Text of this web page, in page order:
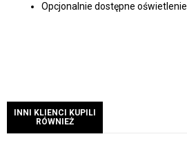
Opcjonalnie dostępne oświetlenie
INNI KLIENCI KUPILI
RÓWNIEŻ